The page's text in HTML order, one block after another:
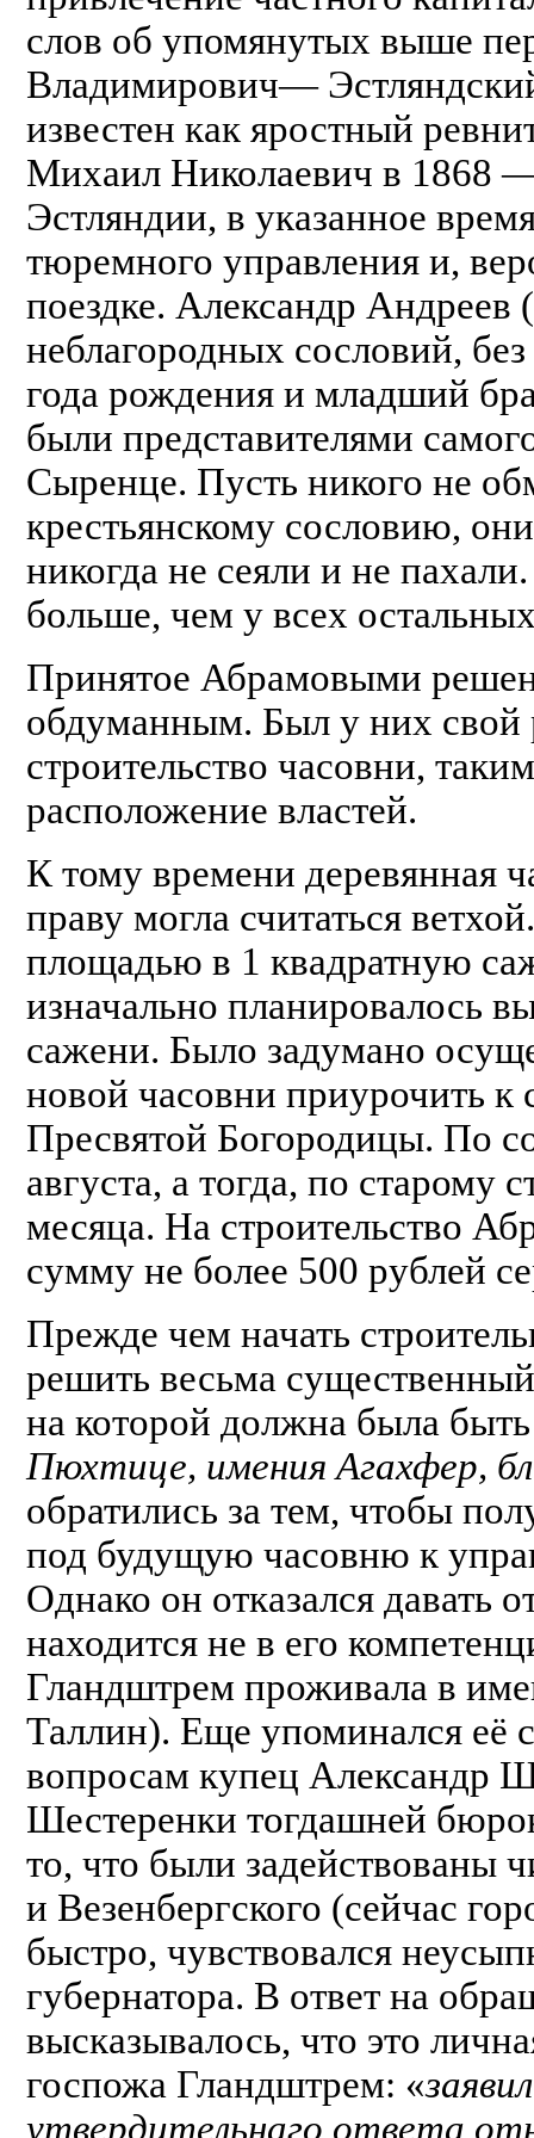
слов об упомянутых выше
Владимирович—
известен как яростный
Михаил Николаевич в 1868
Эстляндии, в указанное
тюремного управления и,
поездке. Александр Андреев
неблагородных сословий,
года рождения и младший
были представителями
Сыренце. Пусть никого не
крестьянскому сословию,
никогда не сеяли и не
больше, чем у всех
Принятое Абрамовыми
обдуманным. Был у них свой
строительство часовни,
расположение властей.
К тому времени деревянная
праву могла считаться
площадью в 1 квадратную
изначально планировалось
сажени. Было задумано
новой часовни приурочить
Пресвятой Богородицы. По
августа, а тогда, по старому
месяца. На строительство
сумму не более 500 рублей
Прежде чем начать
решить весьма
на которой должна была
Пюхтице, имения Агахфер,
обратились за тем, чтобы
под будущую часовню к
Однако он отказался давать
находится не в его
Гландштрем проживала в
Таллин). Еще упоминался её
вопросам купец Александр
Шестеренки тогдашней
то, что были задействованы
и Везенбергского (сейчас
быстро, чувствовался
губернатора. В ответ на
высказывалось, что это
госпожа Гландштрем: «
утвердительнаго ответа